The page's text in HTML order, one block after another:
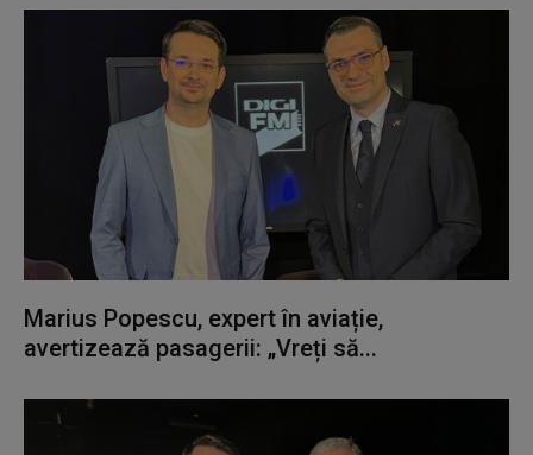
Marius Popescu, expert în aviație,
avertizează pasagerii: „Vreți să...